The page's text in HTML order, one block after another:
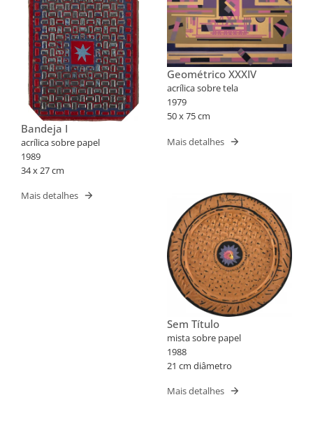
Bandeja I
acrílica sobre papel
1989
34 x 27 cm
Mais detalhes
Geométrico XXXIV
acrílica sobre tela
1979
50 x 75 cm
Mais detalhes
Sem Título
mista sobre papel
1988
21 cm diâmetro
Mais detalhes